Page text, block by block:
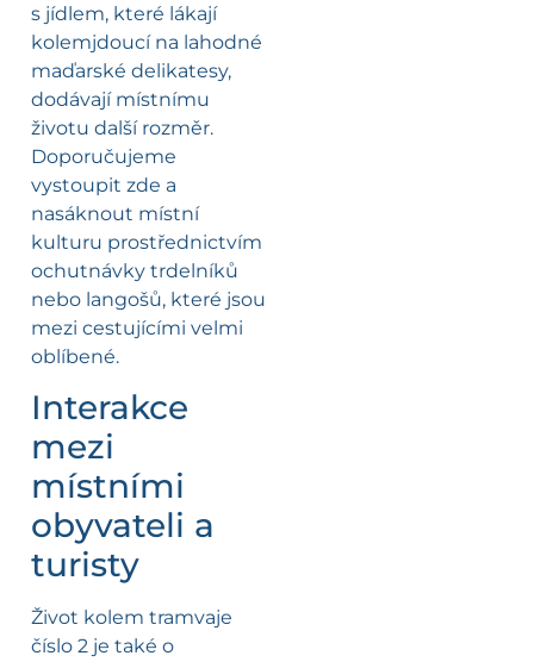
s jídlem, které lákají
kolemjdoucí na lahodné
maďarské delikatesy,
dodávají místnímu
životu další rozměr.
Doporučujeme
vystoupit zde a
nasáknout místní
kulturu prostřednictvím
ochutnávky trdelníků
nebo langošů, které jsou
mezi cestujícími velmi
oblíbené.
Interakce
mezi
místními
obyvateli a
turisty
Život kolem tramvaje
číslo 2 je také o